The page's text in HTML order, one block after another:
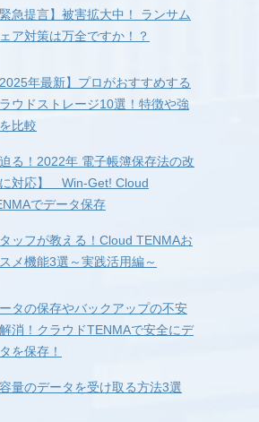
緊急提言】被害拡大中！ ランサム
ア対策は万全ですか！？
2025年最新】プロがおすすめする
ウドストレージ10選！特徴や強
比較
迫る！2022年 電子帳簿保存法の改
対応】 Win-Get! Cloud
でデータ保存
ッフが教える！Cloud TENMAお
メ機能3選～実践活用編～
タの保存やバックアップの不安
消！クラウドTENMAで安全にデ
を保存！
量のデータを受け取る方法3選